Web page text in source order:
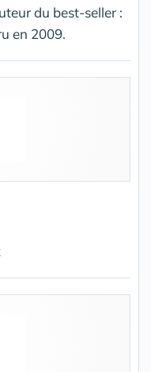
du best-seller :
en 2009.